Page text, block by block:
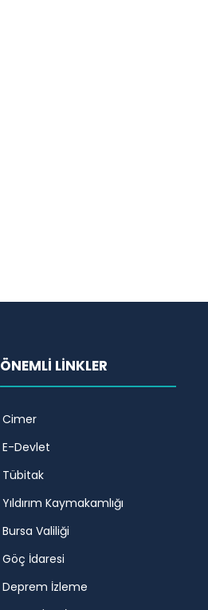
ÖNEMLİ LİNKLER
Cimer
E-Devlet
Tübitak
Yıldırım Kaymakamlığı
Bursa Valiliği
Göç İdaresi
Deprem İzleme